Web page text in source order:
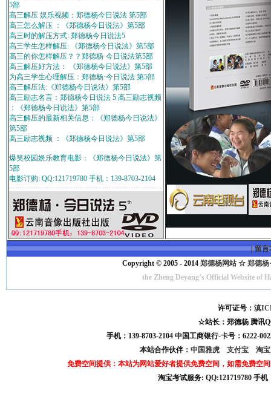
5部
高三解压 娱乐视频：郑德杨今日说法 第5部
高三怎么解压 ：《郑德杨今日说法》第5部
高三时的解压方式: 郑德杨今日说法5
高三学生怎样解压: 《郑德杨今日说法》第5部
高三的你怎样解压？？郑德杨·今日说法第5部
高三解压好方法： 《郑德杨今日说法》第5部
为高三学生心理解压：郑德杨·今日说法 第5部
高三解压法:《郑德杨今日说法》第5部
高三励志名言：郑德杨今日说法 5 高三励志视频
：《郑德杨今日说法》第5部
高三解压的最新相关信息：《郑德杨今日说法》
第5部
高三励志视频 ：《郑德杨今日说法》第5部
爆笑校园娱乐教育电影：《郑德杨今日说法》第
5部
电影订购: QQ:121719780 手机：139-8703-2104
|留言
Copyright © 2005 - 2014 郑德杨网站 ☆ 郑德杨
the Zheng Deyang’s Official Website
许可证号：滇
☆站长：郑德杨 腾讯
手机：139-8703-2104 中国工商银行-卡号：6222-
本站合作伙伴： 中国雅虎 支付宝
淘
免费空间提供：本站为网站爱好者提供免费空间，如需免费空
淘宝考试服务: QQ:121719780 手